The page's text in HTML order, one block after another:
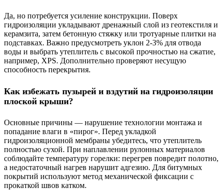
Да, но потребуется усиление конструкции. Поверх
гидроизоляции укладывают дренажный слой из геотекстиля и
керамзита, затем бетонную стяжку или тротуарные плитки на
подставках. Важно предусмотреть уклон 2-3% для отвода
воды и выбрать утеплитель с высокой прочностью на сжатие,
например, XPS. Дополнительно проверяют несущую
способность перекрытия.
Как избежать пузырей и вздутий на гидроизоляции
плоской крыши?
Основные причины — нарушение технологии монтажа и
попадание влаги в «пирог». Перед укладкой
гидроизоляционной мембраны убедитесь, что утеплитель
полностью сухой. При наплавлении рулонных материалов
соблюдайте температуру горелки: перегрев повредит полотно,
а недостаточный нагрев нарушит адгезию. Для битумных
покрытий используют метод механической фиксации с
прокаткой швов катком.